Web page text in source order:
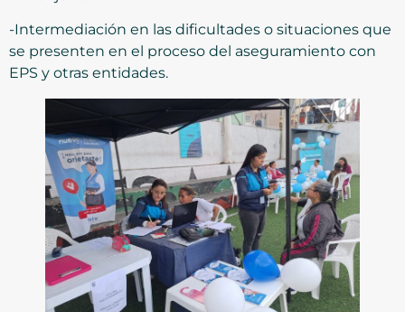
-Intermediación en las dificultades o situaciones que
se presenten en el proceso del aseguramiento con
EPS y otras entidades.